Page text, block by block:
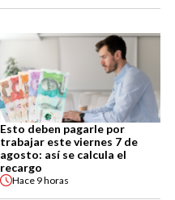
Esto deben pagarle por
trabajar este viernes 7 de
agosto: así se calcula el
recargo
Hace 9 horas